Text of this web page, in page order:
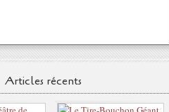
Articles récents